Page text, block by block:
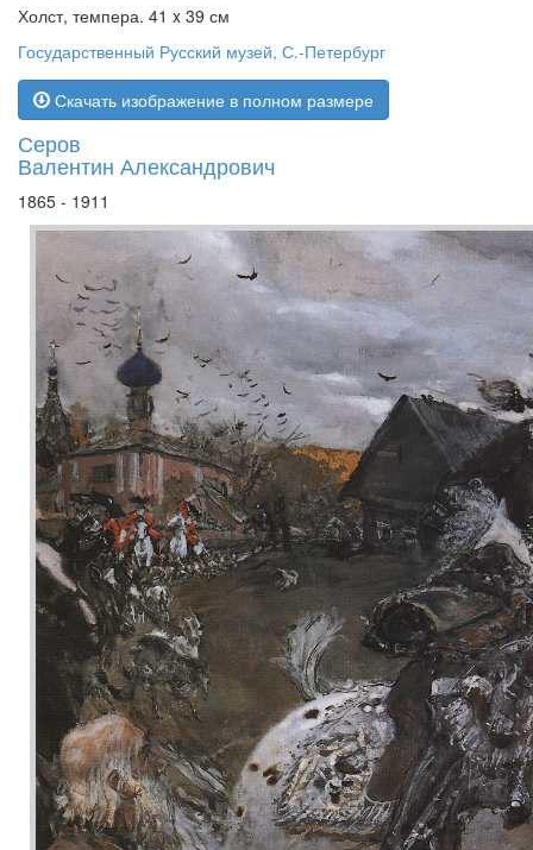
Холст, темпера. 41 x 39 см
Государственный Русский музей, С.-Петербург
Скачать изображение в полном размере
Серов
Валентин Александрович
1865 - 1911